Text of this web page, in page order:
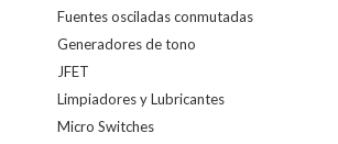
Fuentes osciladas conmutadas
Generadores de tono
JFET
Limpiadores y Lubricantes
Micro Switches